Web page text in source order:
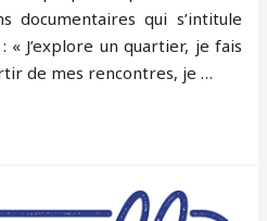
documentaires qui s’intitule
J’explore un quartier, je fais
de mes rencontres, je …